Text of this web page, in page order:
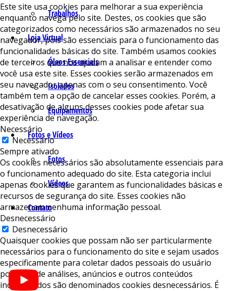
Trabalhos
Loja Virtual
Óleos Essenciais
Isolados
Equipamentos
Fotos e Vídeos
Fotos
Vídeos
Contato
Este site usa cookies para melhorar a sua experiência
enquanto navega pelo site. Destes, os cookies que são
categorizados como necessários são armazenados no seu
navegador, pois são essenciais para o funcionamento das
funcionalidades básicas do site. Também usamos cookies
de terceiros que nos ajudam a analisar e entender como
você usa este site. Esses cookies serão armazenados em
seu navegador apenas com o seu consentimento. Você
também tem a opção de cancelar esses cookies. Porém, a
desativação de alguns desses cookies pode afetar sua
experiência de navegação.
Necessário
Necessário
Sempre ativado
Os cookies necessários são absolutamente essenciais para
o funcionamento adequado do site. Esta categoria inclui
apenas cookies que garantem as funcionalidades básicas e
recursos de segurança do site. Esses cookies não
armazenam nenhuma informação pessoal.
Desnecessário
Desnecessário
Quaisquer cookies que possam não ser particularmente
necessários para o funcionamento do site e sejam usados ​​
especificamente para coletar dados pessoais do usuário
por meio de análises, anúncios e outros conteúdos
incorporados são denominados cookies desnecessários. É